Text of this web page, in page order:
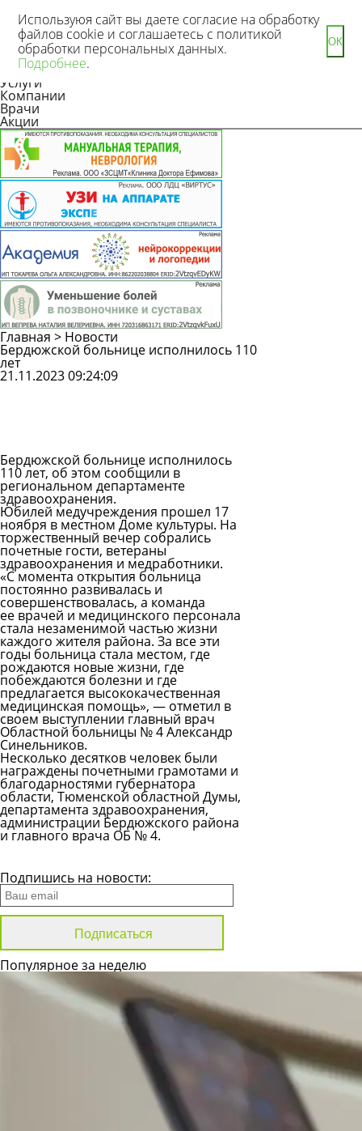
Новости
Статьи
Услуги
Компании
Врачи
Акции
Главная > Новости
Бердюжской больнице исполнилось 110
лет
21.11.2023 09:24:09
Бердюжской больнице исполнилось
110 лет, об этом сообщили в
региональном департаменте
здравоохранения.
Юбилей медучреждения прошел 17
ноября в местном Доме культуры. На
торжественный вечер собрались
почетные гости, ветераны
здравоохранения и медработники.
«С момента открытия больница
постоянно развивалась и
совершенствовалась, а команда
ее врачей и медицинского персонала
стала незаменимой частью жизни
каждого жителя района. За все эти
годы больница стала местом, где
рождаются новые жизни, где
побеждаются болезни и где
предлагается высококачественная
медицинская помощь», — отметил в
своем выступлении главный врач
Областной больницы № 4 Александр
Синельников.
Несколько десятков человек были
награждены почетными грамотами и
благодарностями губернатора
области, Тюменской областной Думы,
департамента здравоохранения,
администрации Бердюжского района
и главного врача ОБ № 4.
Подпишись на новости:
Популярное за неделю
Используюя сайт вы даете согласие на обработку
файлов cookie и соглашаетесь с политикой
обработки персональных данных.
Подробнее.
ОК